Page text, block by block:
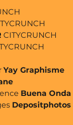
CITYCRUNCH
Yay Graphisme
Buena Onda
Depositphotos